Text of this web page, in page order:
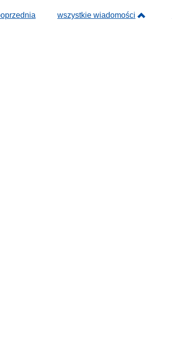
wszystkie wiadomości